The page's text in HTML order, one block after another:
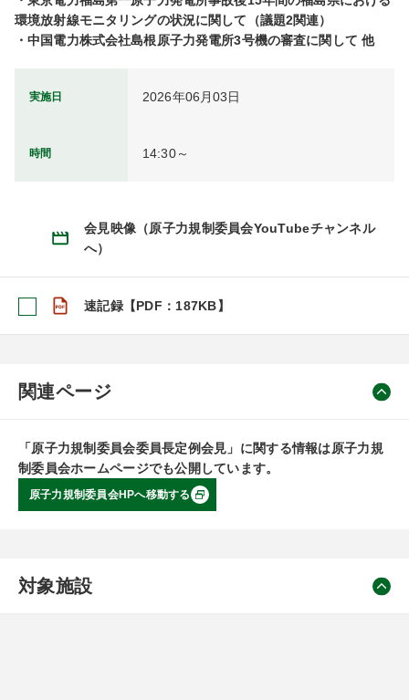
環境放射線モニタリングの状況に関して（議題2関連）
・中国電力株式会社島根原子力発電所3号機の審査に関して 他
実施日 2026年06月03日
時間 14:30～
会見映像（原子力規制委員会YouTubeチャンネル
へ）
速記録【PDF：187KB】
関連ページ
「原子力規制委員会委員長定例会見」に関する情報は原子力規
制委員会ホームページでも公開しています。
原子力規制委員会HPへ移動する
対象施設